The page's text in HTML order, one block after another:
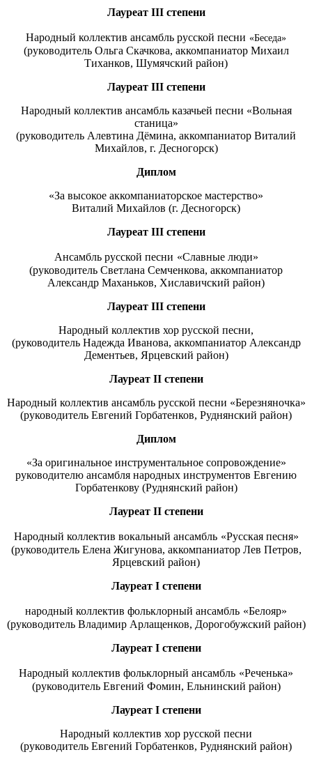
ЛауреатIII степени
Народный коллектив ансамбль русской песни «Беседа»
(руководитель Ольга Скачкова, аккомпаниатор Михаил
Тиханков, Шумячский район)
ЛауреатIII степени
Народный коллектив ансамбль казачьей песни «Вольная
станица»
(руководитель Алевтина Дёмина, аккомпаниатор Виталий
Михайлов, г. Десногорск)
Диплом
«За высокое аккомпаниаторское мастерство»
Виталий Михайлов (г. Десногорск)
ЛауреатIII степени
Ансамбль русской песни «Славные люди»
(руководитель Светлана Семченкова, аккомпаниатор
Александр Маханьков, Хиславичский район)
Лауреат IIIстепени
Народный коллектив хор русской песни,
(руководитель Надежда Иванова, аккомпаниатор Александр
Дементьев, Ярцевский район)
Лауреат IIстепени
Народный коллектив ансамбль русской песни «Березняночка»
(руководитель Евгений Горбатенков, Руднянский район)
Диплом
«За оригинальное инструментальное сопровождение»
руководителю ансамбля народных инструментов Евгению
Горбатенкову (Руднянский район)
Лауреат IIстепени
Народный коллектив вокальный ансамбль «Русская песня»
(руководитель Елена Жигунова, аккомпаниатор Лев Петров,
Ярцевский район)
Лауреат I степени
народный коллектив фольклорный ансамбль «Белояр»
(руководитель Владимир Арлащенков, Дорогобужский район)
Лауреат I степени
Народный коллектив фольклорный ансамбль «Реченька»
(руководитель Евгений Фомин, Ельнинский район)
Лауреат Iстепени
Народный коллектив хор русской песни
(руководитель Евгений Горбатенков, Руднянский район)